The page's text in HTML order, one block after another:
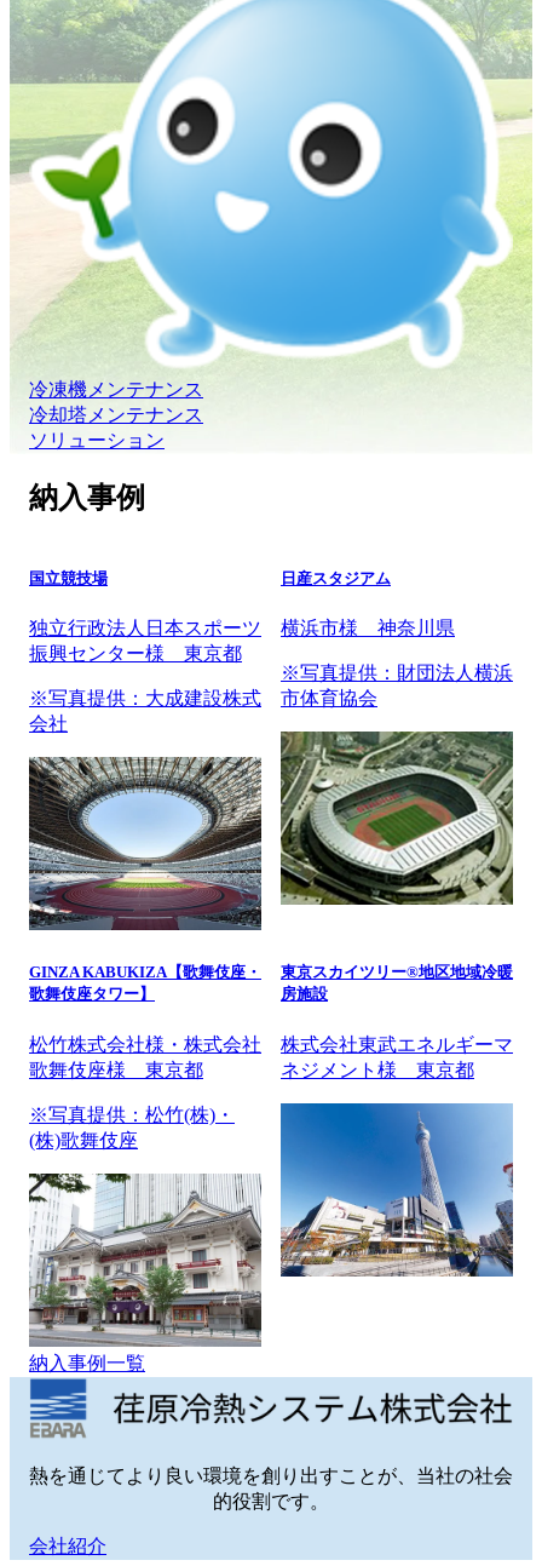
冷凍機メンテナンス
冷却塔メンテナンス
ソリューション
納入事例
国立競技場
独立行政法人日本スポーツ
振興センター様 東京都
※写真提供：大成建設株式
会社
日産スタジアム
横浜市様 神奈川県
※写真提供：財団法人横浜
市体育協会
GINZA KABUKIZA【歌舞伎座・
歌舞伎座タワー】
松竹株式会社様・株式会社
歌舞伎座様 東京都
※写真提供：松竹(株)・
(株)歌舞伎座
東京スカイツリー®地区地域冷暖
房施設
株式会社東武エネルギーマ
ネジメント様 東京都
納入事例一覧
熱を通じてより良い環境を創り出すことが、当社の社会
的役割です。
会社紹介